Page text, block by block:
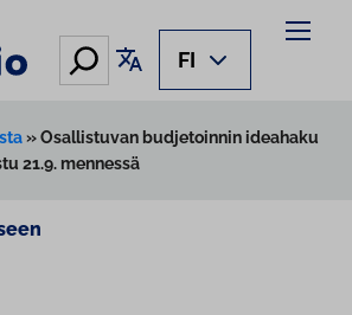
Hae Käännä sivu
FI
»Osallistuvan budjetoinnin ideahaku
21.9. mennessä